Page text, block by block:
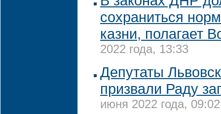
сохраниться
казни, полагает
2022 года, 13:33
Депутаты
призвали Раду
июня 2022 года, 09:02